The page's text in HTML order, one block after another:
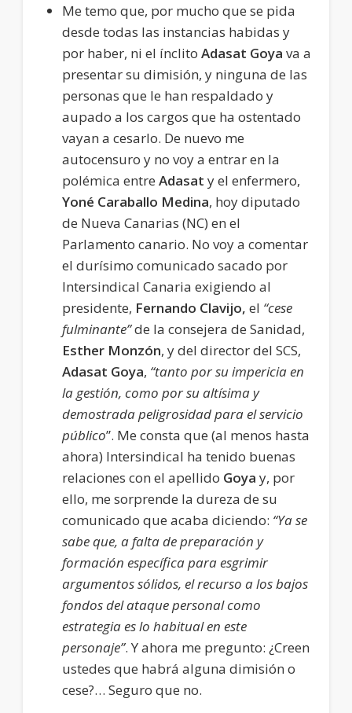
Me temo que, por mucho que se pida
desde todas las instancias habidas y
por haber, ni el ínclito Adasat Goya va a
presentar su dimisión, y ninguna de las
personas que le han respaldado y
aupado a los cargos que ha ostentado
vayan a cesarlo. De nuevo me
autocensuro y no voy a entrar en la
polémica entre Adasat y el enfermero,
Yoné Caraballo Medina, hoy diputado
de Nueva Canarias (NC) en el
Parlamento canario. No voy a comentar
el durísimo comunicado sacado por
Intersindical Canaria exigiendo al
presidente, Fernando Clavijo, el “cese
fulminante”de la consejera de Sanidad,
Esther Monzón, y del director del SCS,
Adasat Goya, “tanto por su impericia en
la gestión, como por su altísima y
demostrada peligrosidad para el servicio
público”. Me consta que (al menos hasta
ahora) Intersindical ha tenido buenas
relaciones con el apellido Goya y, por
ello, me sorprende la dureza de su
comunicado que acaba diciendo: “Ya se
sabe que, a falta de preparación y
formación específica para esgrimir
argumentos sólidos, el recurso a los bajos
fondos del ataque personal como
estrategia es lo habitual en este
personaje”. Y ahora me pregunto: ¿Creen
ustedes que habrá alguna dimisión o
cese?… Seguro que no.